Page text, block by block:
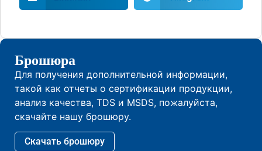
Брошюра
Для получения дополнительной информации,
такой как отчеты о сертификации продукции,
анализ качества, TDS и MSDS, пожалуйста,
скачайте нашу брошюру.
Скачать брошюру